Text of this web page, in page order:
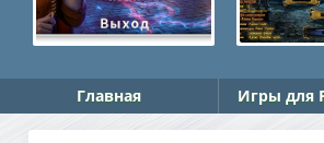
Главная Игры для